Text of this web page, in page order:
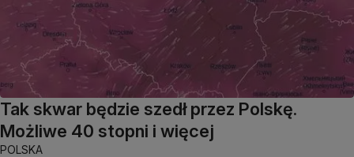
Tak skwar będzie szedł przez Polskę.
Możliwe 40 stopni i więcej
POLSKA